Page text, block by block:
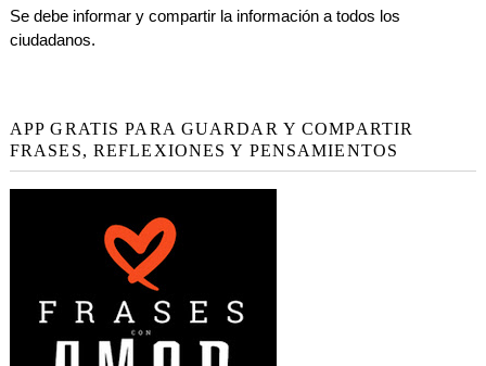
Se debe informar y compartir la información a todos los
ciudadanos.
APP GRATIS PARA GUARDAR Y COMPARTIR
FRASES, REFLEXIONES Y PENSAMIENTOS